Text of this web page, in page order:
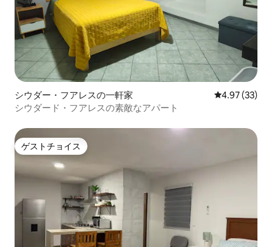
シウダー・フアレスの一軒家 レビュー33
4.97 (33)
シウダード・フアレスの素敵なアパート
ゲストチョイス
ゲストチョイス